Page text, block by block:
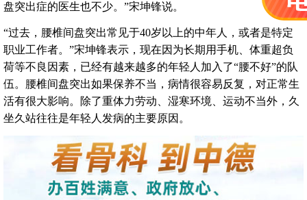
盘突出症的医生也不少。”宋坤锋说。
“过去，腰椎间盘突出常见于40岁以上的中年人，或者是特定
职业工作者。”宋坤锋表示，现在因为长期用手机、体重超负
荷等不良因素，已经有越来越多的年轻人加入了“腰不好”的队
伍。腰椎间盘突出如果保养不当，病情很容易反复，对正常生
活有很大影响。除了重体力劳动、湿寒环境、运动不当外，久
坐久站往往是年轻人发病的主要原因。